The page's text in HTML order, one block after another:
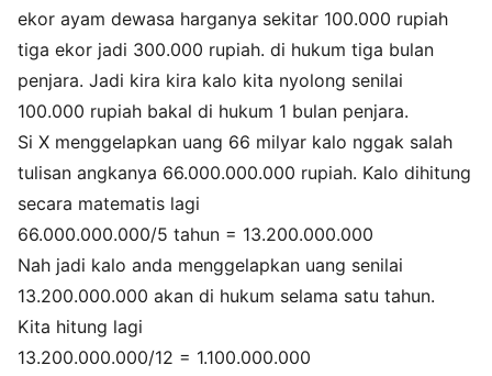
ekor ayam dewasa harganya sekitar 100.000 rupiah
tiga ekor jadi 300.000 rupiah. di hukum tiga bulan
penjara. Jadi kira kira kalo kita nyolong senilai
100.000 rupiah bakal di hukum 1 bulan penjara.
Si X menggelapkan uang 66 milyar kalo nggak salah
tulisan angkanya 66.000.000.000 rupiah. Kalo dihitung
secara matematis lagi
66.000.000.000/5 tahun = 13.200.000.000
Nah jadi kalo anda menggelapkan uang senilai
13.200.000.000 akan di hukum selama satu tahun.
Kita hitung lagi
13.200.000.000/12 = 1.100.000.000